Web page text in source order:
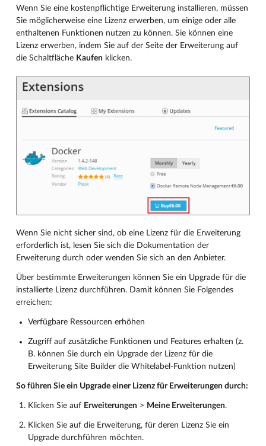
Wenn Sie eine kostenpflichtige Erweiterung installieren, müssen
Sie möglicherweise eine Lizenz erwerben, um einige oder alle
enthaltenen Funktionen nutzen zu können. Sie können eine
Lizenz erwerben, indem Sie auf der Seite der Erweiterung auf
die Schaltfläche Kaufen klicken.
Wenn Sie nicht sicher sind, ob eine Lizenz für die Erweiterung
erforderlich ist, lesen Sie sich die Dokumentation der
Erweiterung durch oder wenden Sie sich an den Anbieter.
Über bestimmte Erweiterungen können Sie ein Upgrade für die
installierte Lizenz durchführen. Damit können Sie Folgendes
erreichen:
Verfügbare Ressourcen erhöhen
Zugriff auf zusätzliche Funktionen und Features erhalten (z.
B. können Sie durch ein Upgrade der Lizenz für die
Erweiterung Site Builder die Whitelabel-Funktion nutzen)
So führen Sie ein Upgrade einer Lizenz für Erweiterungen durch:
Klicken Sie auf Erweiterungen > Meine Erweiterungen.
Klicken Sie auf die Erweiterung, für deren Lizenz Sie ein
Upgrade durchführen möchten.